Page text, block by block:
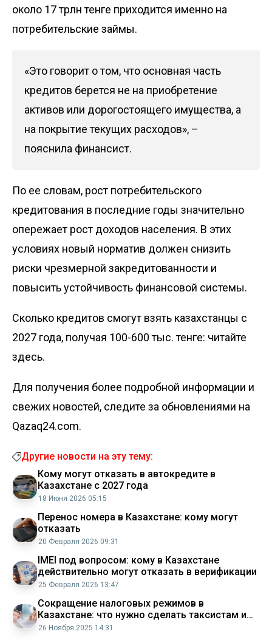
около 17 трлн тенге приходится именно на
потребительские займы.
«Это говорит о том, что основная часть
кредитов берется не на приобретение
активов или дорогостоящего имущества, а
на покрытие текущих расходов», –
пояснила финансист.
По ее словам, рост потребительского
кредитования в последние годы значительно
опережает рост доходов населения. В этих
условиях новый норматив должен снизить
риски чрезмерной закредитованности и
повысить устойчивость финансовой системы.
Сколько кредитов смогут взять казахстанцы с
2027 года, получая 100-600 тыс. тенге: читайте
здесь.
Для получения более подробной информации и
свежих новостей, следите за обновлениями на
Qazaq24.com.
Другие новости на эту тему:
Кому могут отказать в автокредите в
Казахстане с 2027 года
18 Июня 2026 05:15
Перенос номера в Казахстане: кому могут
отказать
20 Февраля 2026 09:31
IMEI под вопросом: кому в Казахстане
действительно могут отказать в верификации
25 Февраля 2026 13:47
Сокращение налоговых режимов в
Казахстане: что нужно сделать таксистам и
курьерам до марта 2026 года
26 Ноября 2025 14:31